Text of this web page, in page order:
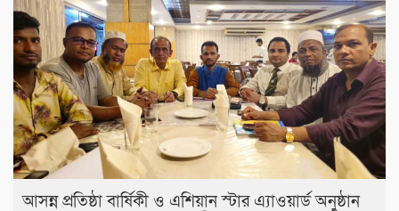
আসন্ন প্রতিষ্ঠা বার্ষিকী ও এশিয়ান স্টার এ‍্যাওয়ার্ড অনুষ্ঠান